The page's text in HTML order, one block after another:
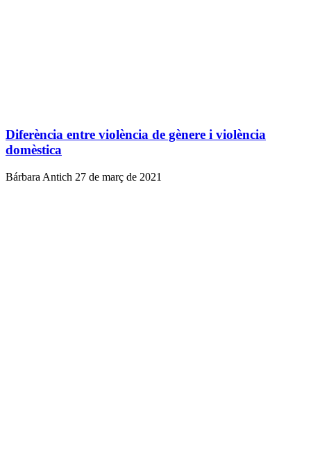
Diferència entre violència de gènere i violència
domèstica
Bárbara Antich 27 de març de 2021